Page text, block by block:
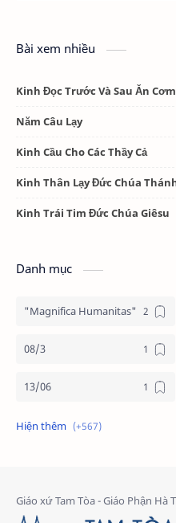
Bài xem nhiều
Kinh Đọc Trước Và Sau Ăn Cơm
Năm Câu Lạy
Kinh Cầu Cho Các Thầy Cả
Kinh Thân Lạy Đức Chúa
Kinh Trái Tim Đức Chúa Giêsu
Danh mục
"Magnifica Humanitas"
08/3
13/06
19/3
24 giờ cho chúa